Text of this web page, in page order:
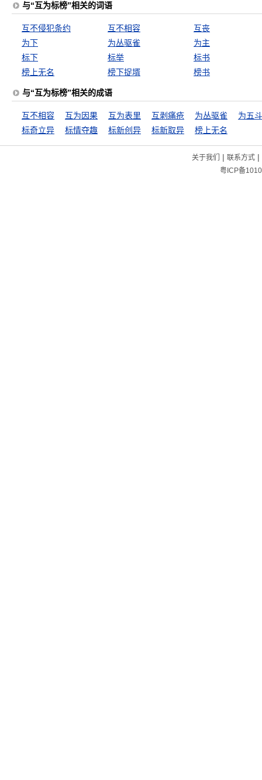
与“互为标榜”相关的词语
互不侵犯条约 互不相容
互丧
为下
为丛驱雀
为主
标下
标举
标书
榜上无名
榜下捉壻 榜书
与“互为标榜”相关的成语
互不相容 互为因果 互为表里 互剥痛疮
为丛驱雀
标奇立异
标情夺趣 标新创异 标新取异 榜上无名
关于我们 | 联系方式|
粤ICP备